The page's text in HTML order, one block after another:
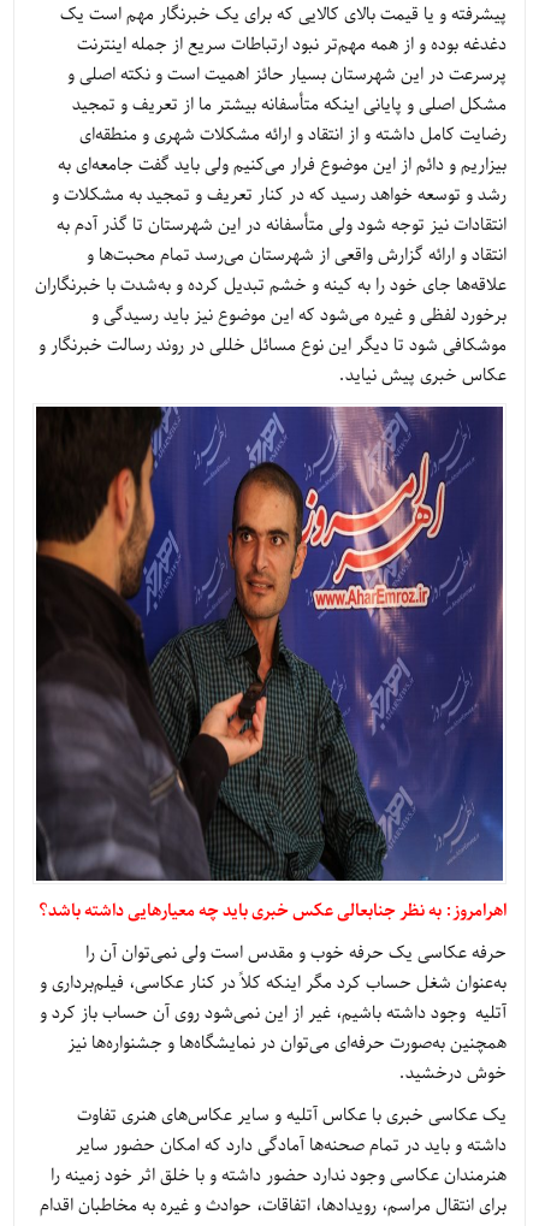
پیشرفته و یا قیمت بالای کالایی که برای یک خبرنگار مهم است یک
دغدغه بوده و از همه مهم‌تر نبود ارتباطات سریع از جمله اینترنت
پرسرعت در این شهرستان بسیار حائز اهمیت است و نکته اصلی و
مشکل اصلی و پایانی اینکه متأسفانه بیشتر ما از تعریف و تمجید
رضایت کامل داشته و از انتقاد و ارائه مشکلات شهری و منطقه‌ای
بیزاریم و دائم از این موضوع فرار می‌کنیم ولی باید گفت جامعه‌ای به
رشد و توسعه خواهد رسید که در کنار تعریف و تمجید به مشکلات و
انتقادات نیز توجه شود ولی متأسفانه در این شهرستان تا گذر آدم به
انتقاد و ارائه گزارش واقعی از شهرستان می‌رسد تمام محبت‌ها و
علاقه‌ها جای خود را به کینه و خشم تبدیل کرده و به‌شدت با خبرنگاران
برخورد لفظی و غیره می‌شود که این موضوع نیز باید رسیدگی و
موشکافی شود تا دیگر این نوع مسائل خللی در روند رسالت خبرنگار و
عکاس خبری پیش نیاید.
اهرامروز: به نظر جنابعالی عکس خبری باید چه معیارهایی داشته باشد؟
حرفه عکاسی یک حرفه خوب و مقدس است ولی نمی‌توان آن را
به‌عنوان شغل حساب کرد مگر اینکه کلاً در کنار عکاسی، فیلم‌برداری و
آتلیه وجود داشته باشیم، غیر از این نمی‌شود روی آن حساب باز کرد و
همچنین به‌صورت حرفه‌ای می‌توان در نمایشگاه‌ها و جشنواره‌ها نیز
خوش درخشید.
یک عکاسی خبری با عکاس آتلیه و سایر عکاس‌های هنری تفاوت
داشته و باید در تمام صحنه‌ها آمادگی دارد که امکان حضور سایر
هنرمندان عکاسی وجود ندارد حضور داشته و با خلق اثر خود زمینه را
برای انتقال مراسم، رویدادها، اتفاقات، حوادث و غیره به مخاطبان اقدام